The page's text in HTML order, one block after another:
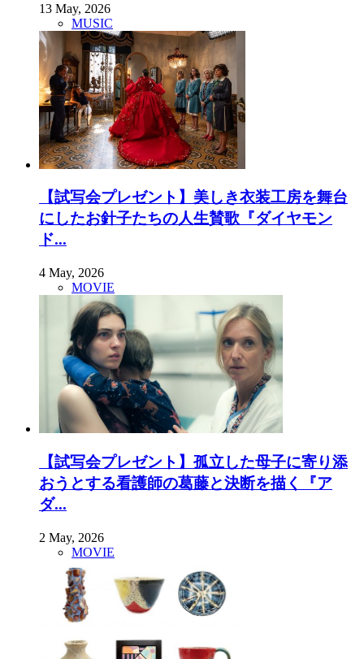
13 May, 2026
MUSIC
【試写会プレゼント】美しき衣装工房を舞台
にしたお針子たちの人生賛歌『ダイヤモン
ド...
4 May, 2026
MOVIE
【試写会プレゼント】孤立した母子に寄り添
おうとする看護師の葛藤と決断を描く『ア
ダ...
2 May, 2026
MOVIE